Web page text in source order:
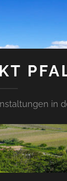
in